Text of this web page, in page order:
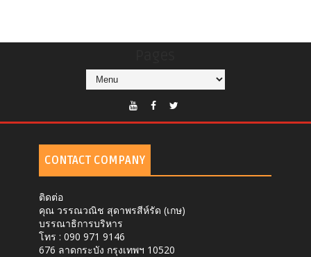
CONTACT COMPANY
ติดต่อ
คุณ วรรณวณิช สุดาพรสีห์รัด (เกษ)
บรรณาธิการบริหาร
โทร : 090 971 9146
676 ลาดกระบัง กรุงเทพฯ 10520